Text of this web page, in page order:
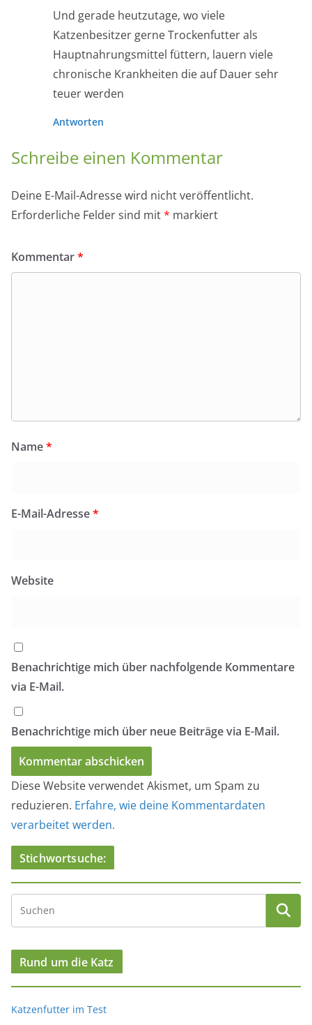
Und gerade heutzutage, wo viele
Katzenbesitzer gerne Trockenfutter als
Hauptnahrungsmittel füttern, lauern viele
chronische Krankheiten die auf Dauer sehr
teuer werden
Antworten
Schreibe einen Kommentar
Deine E-Mail-Adresse wird nicht veröffentlicht.
Erforderliche Felder sind mit* markiert
Kommentar*
Name*
E-Mail-Adresse*
Website
Benachrichtige mich über nachfolgende Kommentare
via E-Mail.
Benachrichtige mich über neue Beiträge via E-Mail.
Diese Website verwendet Akismet, um Spam zu
reduzieren. Erfahre, wie deine Kommentardaten
verarbeitet werden.
Stichwortsuche:
Rund um die Katz
Katzenfutter im Test